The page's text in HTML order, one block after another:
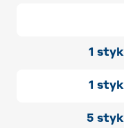
1
1
5